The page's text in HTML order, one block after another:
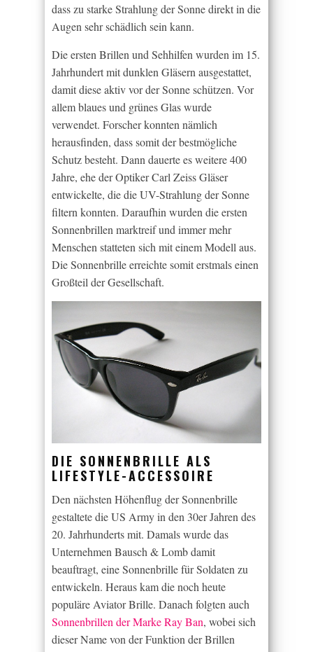
dass zu starke Strahlung der Sonne direkt in die
Augen sehr schädlich sein kann.
Die ersten Brillen und Sehhilfen wurden im 15.
Jahrhundert mit dunklen Gläsern ausgestattet,
damit diese aktiv vor der Sonne schützen. Vor
allem blaues und grünes Glas wurde
verwendet. Forscher konnten nämlich
herausfinden, dass somit der bestmögliche
Schutz besteht. Dann dauerte es weitere 400
Jahre, ehe der Optiker Carl Zeiss Gläser
entwickelte, die die UV-Strahlung der Sonne
filtern konnten. Daraufhin wurden die ersten
Sonnenbrillen marktreif und immer mehr
Menschen statteten sich mit einem Modell aus.
Die Sonnenbrille erreichte somit erstmals einen
Großteil der Gesellschaft.
DIE SONNENBRILLE ALS
LIFESTYLE-ACCESSOIRE
Den nächsten Höhenflug der Sonnenbrille
gestaltete die US Army in den 30er Jahren des
20. Jahrhunderts mit. Damals wurde das
Unternehmen Bausch & Lomb damit
beauftragt, eine Sonnenbrille für Soldaten zu
entwickeln. Heraus kam die noch heute
populäre Aviator Brille. Danach folgten auch
Sonnenbrillen der Marke Ray Ban, wobei sich
dieser Name von der Funktion der Brillen